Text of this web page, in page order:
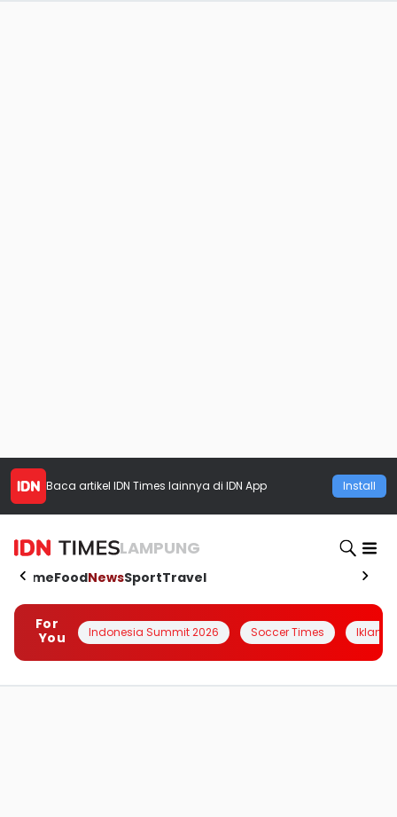
Baca artikel IDN Times lainnya di IDN App Install
LAMPUNG
HomeFoodNewsSportTravel
For
You
Indonesia Summit 2026 Soccer Times Iklanin